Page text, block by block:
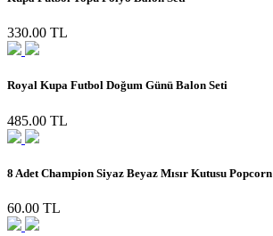
330.00 TL
Royal Kupa Futbol Doğum Günü Balon Seti
485.00 TL
8 Adet Champion Siyaz Beyaz Mısır Kutusu Popcorn
60.00 TL